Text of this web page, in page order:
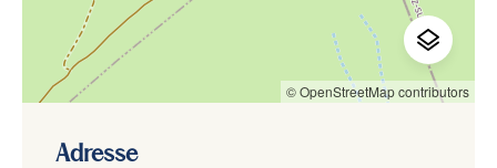
© OpenStreetMap contributors
Adresse